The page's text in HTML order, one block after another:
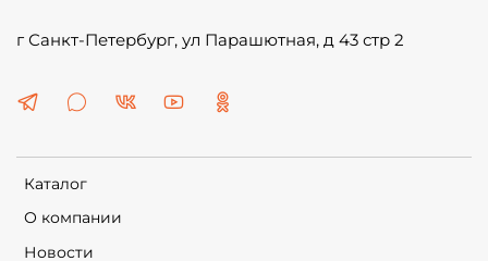
Каталог
О компании
Новости
г Санкт-Петербург, ул Парашютная, д 43 стр 2